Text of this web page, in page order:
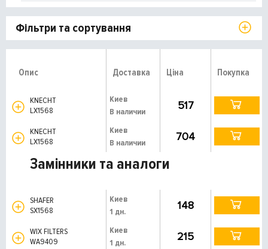
Фільтри та сортування
Опис Доставка Ціна Покупка
KNECHT
LX1568
Киев
В наличии
517
KNECHT
LX1568
Киев
В наличии
704
Замінники та аналоги
SHAFER
SX1568
Киев
1 дн.
148
WIX FILTERS
WA9409
Киев
1 дн.
215